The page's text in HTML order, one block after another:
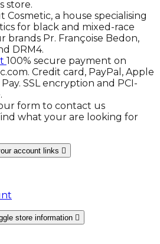
store.
Cosmetic, a house specialising
for black and mixed-race
brands Pr. Françoise Bedon,
DRM4.
100% secure payment on
Credit card, PayPal, Apple
SSL encryption and PCI-
form to contact us
what your are looking for
account links 
store information 